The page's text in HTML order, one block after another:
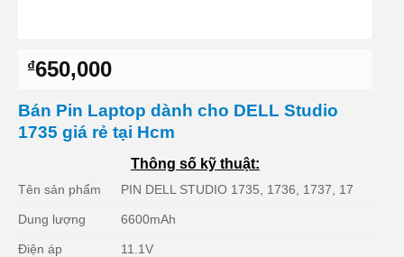
₫650,000
Bán Pin Laptop dành cho DELL Studio
1735 giá rẻ tại Hcm
Thông số kỹ thuật:
Tên sản phẩm PIN DELL STUDIO 1735, 1736, 1737, 17
Dung lượng 6600mAh
Điện áp 11.1V